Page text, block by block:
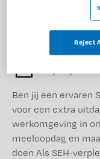
Niet nader
Ben jij een ervaren
voor een extra
werkomgeving in
meeloopdag en
doen Als SEH-
Reject